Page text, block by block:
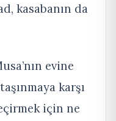
kasabanın da
evine
karşı
için ne